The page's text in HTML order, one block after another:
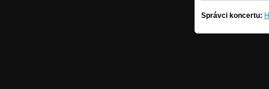
Správci koncertu: